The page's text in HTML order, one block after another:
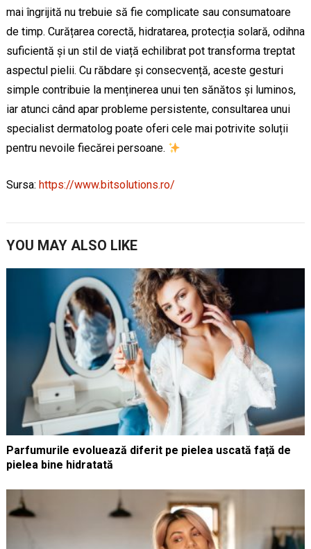
mai îngrijită nu trebuie să fie complicate sau consumatoare
de timp. Curățarea corectă, hidratarea, protecția solară, odihna
suficientă și un stil de viață echilibrat pot transforma treptat
aspectul pielii. Cu răbdare și consecvență, aceste gesturi
simple contribuie la menținerea unui ten sănătos și luminos,
iar atunci când apar probleme persistente, consultarea unui
specialist dermatolog poate oferi cele mai potrivite soluții
pentru nevoile fiecărei persoane.
Sursa: https://www.bitsolutions.ro/
YOU MAY ALSO LIKE
Parfumurile evoluează diferit pe pielea uscată față de
pielea bine hidratată